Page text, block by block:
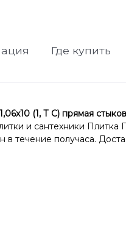
Где купить
(1, Т С) прямая
и сантехники Плитка
течение получаса.